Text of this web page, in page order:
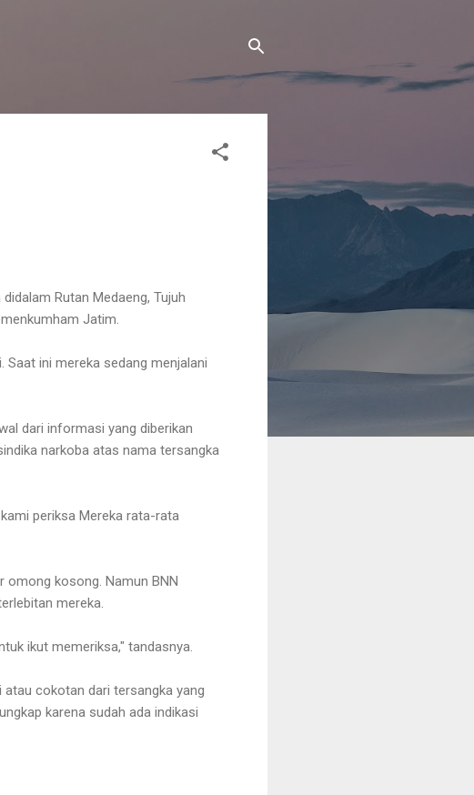
Rutan Medaeng, Tujuh
Jatim.
Saat ini mereka sedang menjalani
dari informasi yang diberikan
narkoba atas nama tersangka
periksa Mereka rata-rata
omong kosong. Namun BNN
mereka.
ikut memeriksa," tandasnya.
cokotan dari tersangka yang
karena sudah ada indikasi